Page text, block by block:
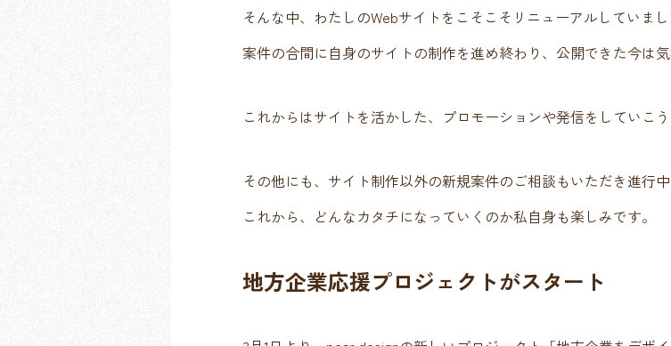
そんな中、わたしのWebサイトをこそこそリニューアルしていまし
案件の合間に自身のサイトの制作を進め終わり、公開できた今は
これからはサイトを活かした、プロモーションや発信をしていこう
その他にも、サイト制作以外の新規案件のご相談もいただき進行中
これから、どんなカタチになっていくのか私自身も楽しみです。
地方企業応援プロジェクトがスタート